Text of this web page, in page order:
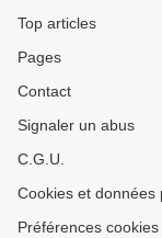
Top articles
Pages
Contact
Signaler un abus
C.G.U.
Cookies et données
Préférences cookies